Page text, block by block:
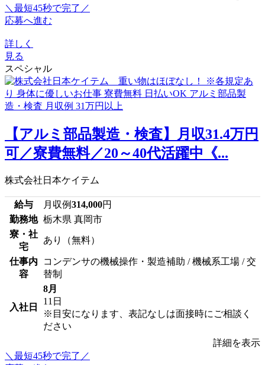
＼最短45秒で完了／
応募へ進む
詳しく
見る
スペシャル
【アルミ部品製造・検査】月収31.4万円
可／寮費無料／20～40代活躍中《...
株式会社日本ケイテム
給与 月収例314,000円
勤務地 栃木県 真岡市
寮・社
宅
あり（無料）
仕事内
容
コンデンサの機械操作・製造補助 / 機械系工場 / 交
替制
入社日
8月
11日
※目安になります、表記なしは面接時にご相談く
ださい
詳細を表示
＼最短45秒で完了／